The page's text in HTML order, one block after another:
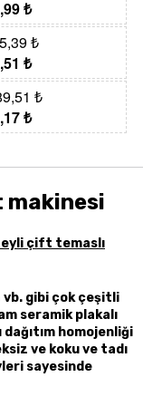
₺
₺
₺
₺
₺
makinesi
çift temaslı
vb. gibi çok çeşitli
seramik plakalı
homojenliği
ve koku ve tadı
sayesinde